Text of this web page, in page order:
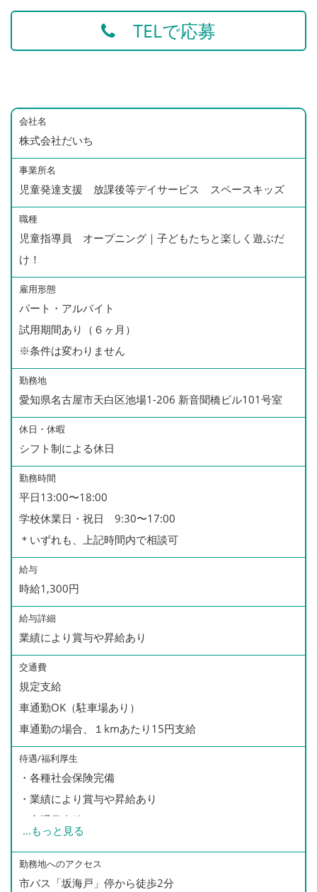
TELで応募
会社名
株式会社だいち
事業所名
児童発達支援 放課後等デイサービス スペースキッズ
職種
児童指導員 オープニング｜子どもたちと楽しく遊ぶだ
け！
雇用形態
パート・アルバイト
試用期間あり（６ヶ月）
※条件は変わりません
勤務地
愛知県名古屋市天白区池場1-206 新音聞橋ビル101号室
休日・休暇
シフト制による休日
勤務時間
平日13:00〜18:00
学校休業日・祝日 9:30〜17:00
＊いずれも、上記時間内で相談可
給与
時給1,300円
給与詳細
業績により賞与や昇給あり
交通費
規定支給
車通勤OK（駐車場あり）
車通勤の場合、１kmあたり15円支給
待遇/福利厚生
・各種社会保険完備
・業績により賞与や昇給あり
・交通費支給
・車通勤OK（駐車場あり）
・年次有給休暇
・慶弔休暇
...もっと見る
勤務地へのアクセス
市バス「坂海戸」停から徒歩2分